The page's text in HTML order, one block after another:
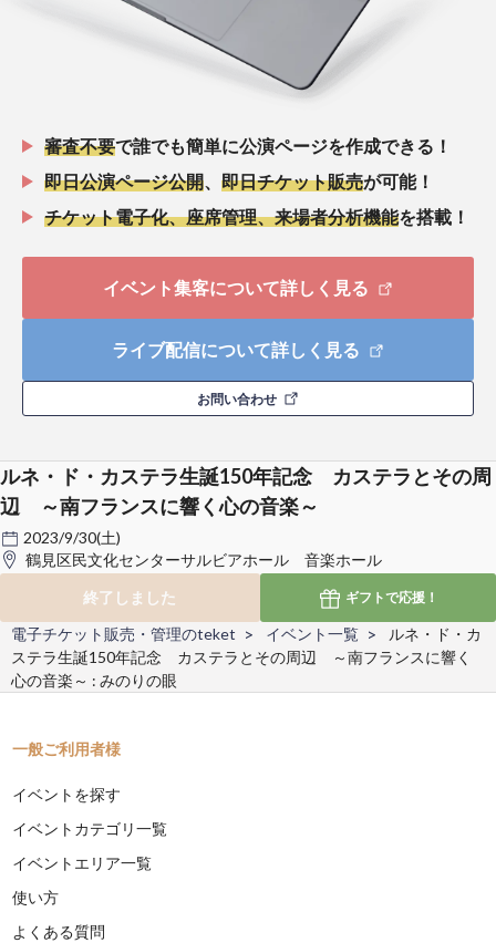
審査不要で誰でも簡単に公演ページを作成できる！
即日公演ページ公開
即日チケット販売が可能！
チケット電子化、座席管理、来場者分析機能を搭載！
イベント集客について詳しく見る
ライブ配信について詳しく見る
お問い合わせ
ルネ・ド・カステラ生誕150年記念 カステラとその周
辺 ～南フランスに響く心の音楽～
2023/9/30(土)
鶴見区民文化センターサルビアホール 音楽ホール
終了しました
ギフトで応援！
電子チケット販売・管理のteket イベント一覧
ルネ・ド・カ
ステラ生誕150年記念 カステラとその周辺 ～南フランスに響く
心の音楽～ : みのりの眼
一般ご利用者様
イベントを探す
イベントカテゴリ一覧
イベントエリア一覧
使い方
よくある質問